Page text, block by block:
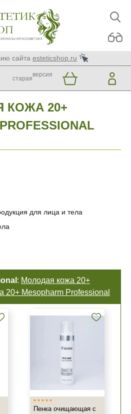
сайта esteticshop.ru
старая
версия
КОЖА 20+
для лица и тела
: Молодая кожа 20+
20+ Mesopharm Professional
Пенка очищающая с